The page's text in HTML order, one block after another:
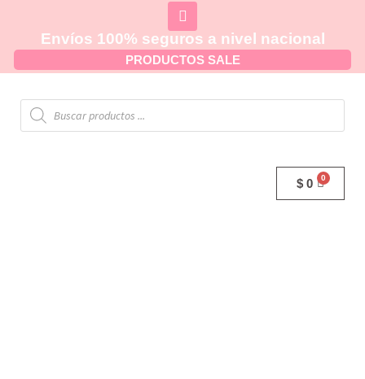
Envíos 100% seguros a nivel nacional
PRODUCTOS SALE
$ 0